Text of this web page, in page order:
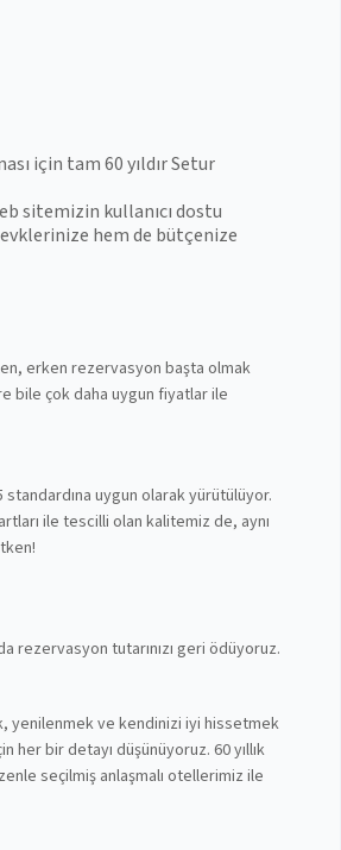
için tam 60 yıldır Setur
sitemizin kullanıcı dostu
hem de bütçenize
erken rezervasyon başta olmak
bile çok daha uygun fiyatlar ile
uygun olarak yürütülüyor.
ile tescilli olan kalitemiz de, aynı
rezervasyon tutarınızı geri ödüyoruz.
yenilenmek ve kendinizi iyi hissetmek
her bir detayı düşünüyoruz. 60 yıllık
seçilmiş anlaşmalı otellerimiz ile